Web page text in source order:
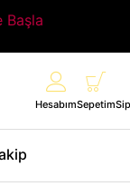
Başla
HesabımSepetim